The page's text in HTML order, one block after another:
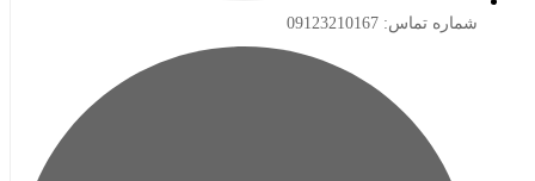
تماس: 09123210167